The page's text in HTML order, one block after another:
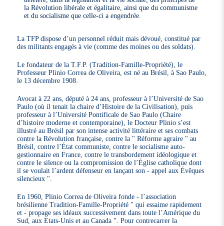
la Révolution libérale et égalitaire, ainsi que du communisme
et du socialisme que celle-ci a engendrée.
La TFP dispose d’un personnel réduit mais dévoué, constitué par
des militants engagés à vie (comme des moines ou des soldats).
Le fondateur de la T.F.P. (Tradition-Famille-Propriété), le
Professeur Plinio Correa de Oliveira, est né au Brésil, à Sao Paulo,
le 13 décembre 1908.
Avocat à 22 ans, député à 24 ans, professeur à l’Université de Sao
Paulo (où il tenait la chaire d’Histoire de la Civilisation), puis
professeur à l’Université Pontificale de Sao Paulo (Chaire
d’histoire moderne et contemporaine), le Docteur Plinio s’est
illustré au Brésil par son intense activité littéraire et ses combats
contre la Révolution française, contre la " Réforme agraire " au
Brésil, contre l’État communiste, contre le socialisme auto-
gestionnaire en France, contre le transbordement idéologique et
contre le silence ou la compromission de l’Église catholique dont
il se voulait l’ardent défenseur en lançant son - appel aux Évêques
silencieux ".
En 1960, Plinio Correa de Oliveira fonde - l’association
brésilienne Tradition-Famille-Propriété " qui essaime rapidement
et - propage ses idéaux successivement dans toute l’Amérique du
Sud, aux Etats-Unis et au Canada ". Pour contrecarrer la